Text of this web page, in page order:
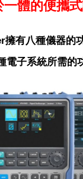
一體的便攜
擁有八種儀器的
電子系統所需的